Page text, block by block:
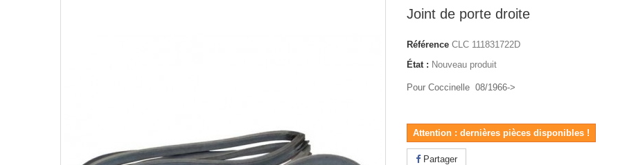
Joint de porte droite
Référence CLC 111831722D
État : Nouveau produit
Pour Coccinelle 08/1966->
Attention : dernières pièces disponibles !
Partager